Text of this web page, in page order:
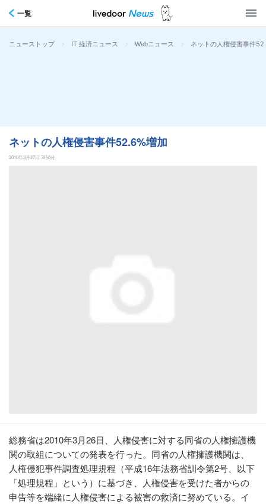
一覧
ニューストップ > IT 経済ニュース > Webニュース > ネットの人権侵害事件
ネットの人権侵害事件52.6%増加
2010年3月27日 7時0分
総務省は2010年3月26日、人権侵害に対する同省の人権擁護機
関の取組についての発表を行った。同省の人権擁護機関は、
人権侵犯事件調査処理規程（平成16年法務省訓令第2号、以下
「処理規程」という）に基づき、人権侵害を受けた者からの
申告等を端緒に人権侵害による被害の救済に努めている。イ